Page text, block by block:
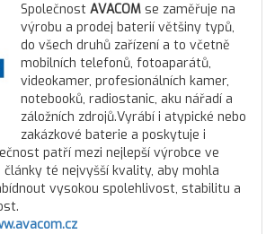
Společnost AVACOM se zaměřuje na
výrobu a prodej baterií většiny typů,
do všech druhů zařízení a to včetně
mobilních telefonů, fotoaparátů,
videokamer, profesionálních kamer,
notebooků, radiostanic, aku nářadí a
záložních zdrojů.Vyrábí i atypické nebo
zakázkové baterie a poskytuje i
patří mezi nejlepší výrobce ve
té nejvyšší kvality, aby mohla
vysokou spolehlivost, stabilitu a